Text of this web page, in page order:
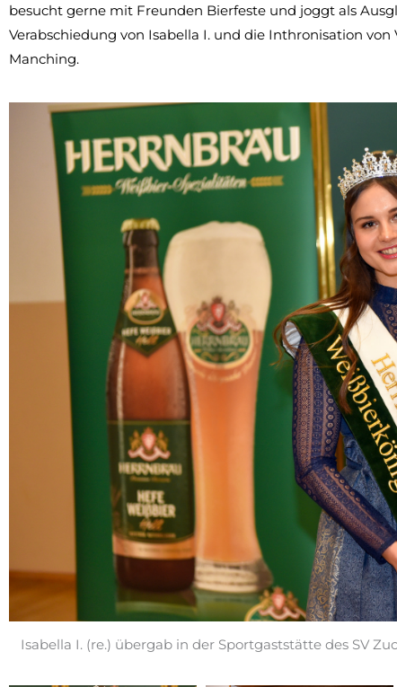
besucht gerne mit Freunden Bierfeste und joggt als
Verabschiedung von Isabella I. und die Inthronisation
Manching.
Isabella I. (re.) übergab in der Sportgaststätte des SV